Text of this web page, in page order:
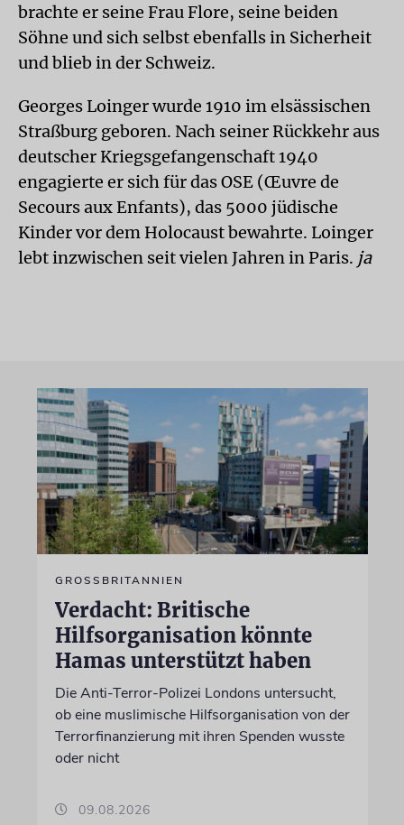
brachte er seine Frau Flore, seine beiden
Söhne und sich selbst ebenfalls in Sicherheit
und blieb in der Schweiz.
Georges Loinger wurde 1910 im elsässischen
Straßburg geboren. Nach seiner Rückkehr aus
deutscher Kriegsgefangenschaft 1940
engagierte er sich für das OSE (Œuvre de
Secours aux Enfants), das 5000 jüdische
Kinder vor dem Holocaust bewahrte. Loinger
lebt inzwischen seit vielen Jahren in Paris. ja
GROSSBRITANNIEN
Verdacht: Britische
Hilfsorganisation könnte
Hamas unterstützt haben
Die Anti-Terror-Polizei Londons untersucht,
ob eine muslimische Hilfsorganisation von der
Terrorfinanzierung mit ihren Spenden wusste
oder nicht
09.08.2026